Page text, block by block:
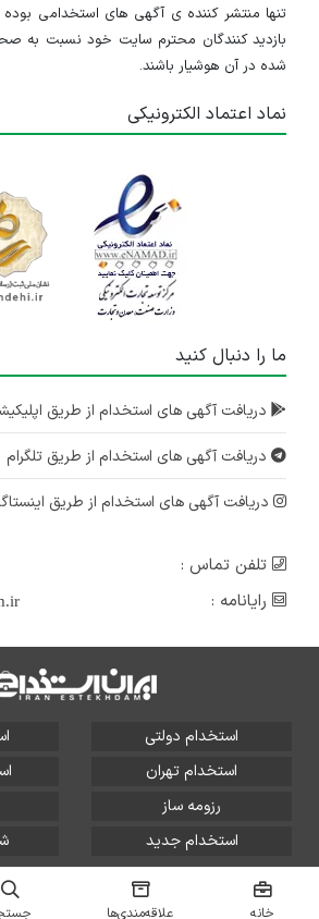
بازاریاب فروش مویرگی چای دبش
تهران
تنها منتشر کننده ی آگهی های استخدامی بوده
بازدید کنندگان محترم سایت خود نسبت به
شده در آن هوشیار باشند.
نماد اعتماد الکترونیکی
ما را دنبال کنید
دریافت آگهی های استخدام از طریق
دریافت آگهی های استخدام از طریق تلگرام
دریافت آگهی های استخدام از طریق
تلفن تماس :
رایانامه :
استخدام دولتی
استخدام تهران
رزومه ساز
استخدام جدید
تمامی حقوق این سایت برای
گونه سوءاستفاده از آن پیگرد قانونی
خانه علاقه‌مندی‌ها